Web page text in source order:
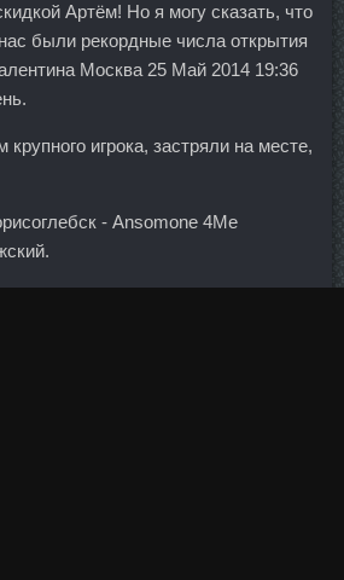
Артём! Но я могу сказать, что
были рекордные числа открытия
Москва 25 Май 2014 19:36
игрока, застряли на месте,
- Ansomone 4Me